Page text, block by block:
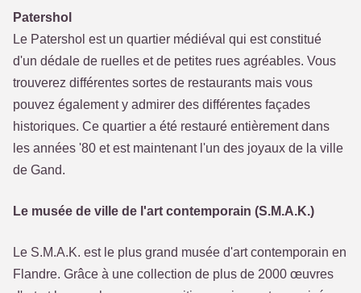
Patershol
Le Patershol est un quartier médiéval qui est constitué
d'un dédale de ruelles et de petites rues agréables. Vous
trouverez différentes sortes de restaurants mais vous
pouvez également y admirer des différentes façades
historiques. Ce quartier a été restauré entièrement dans
les années '80 et est maintenant l'un des joyaux de la ville
de Gand.
Le musée de ville de l'art contemporain (S.M.A.K.)
Le S.M.A.K. est le plus grand musée d'art contemporain en
Flandre. Grâce à une collection de plus de 2000 œuvres